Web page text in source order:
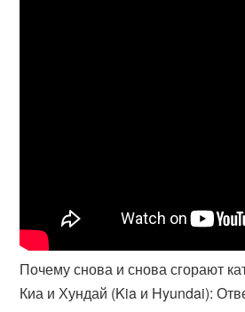
Почему снова и снова сгорают
Киа и Хундай (Kia и Hyundai):